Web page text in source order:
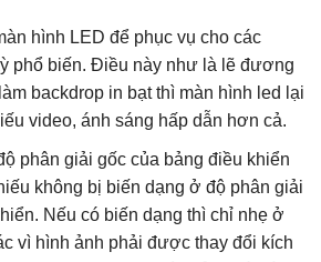
hình LED để phục vụ cho các
phổ biến. Điều này như là lẽ đương
backdrop in bạt thì màn hình led lại
video, ánh sáng hấp dẫn hơn cả.
phân giải gốc của bảng điều khiển
không bị biến dạng ở độ phân giải
Nếu có biến dạng thì chỉ nhẹ ở
vì hình ảnh phải được thay đổi kích